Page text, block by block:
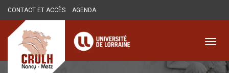
contenu
principal
CONTACT ET ACCÈS AGENDA